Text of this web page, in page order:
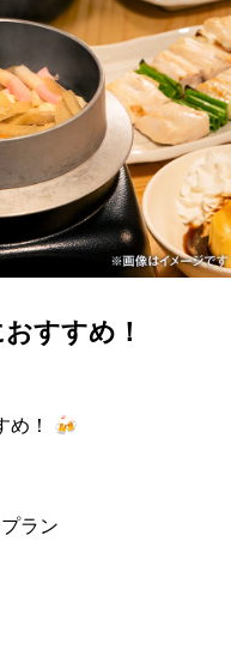
すすめ！
め！ 🍻
ラン